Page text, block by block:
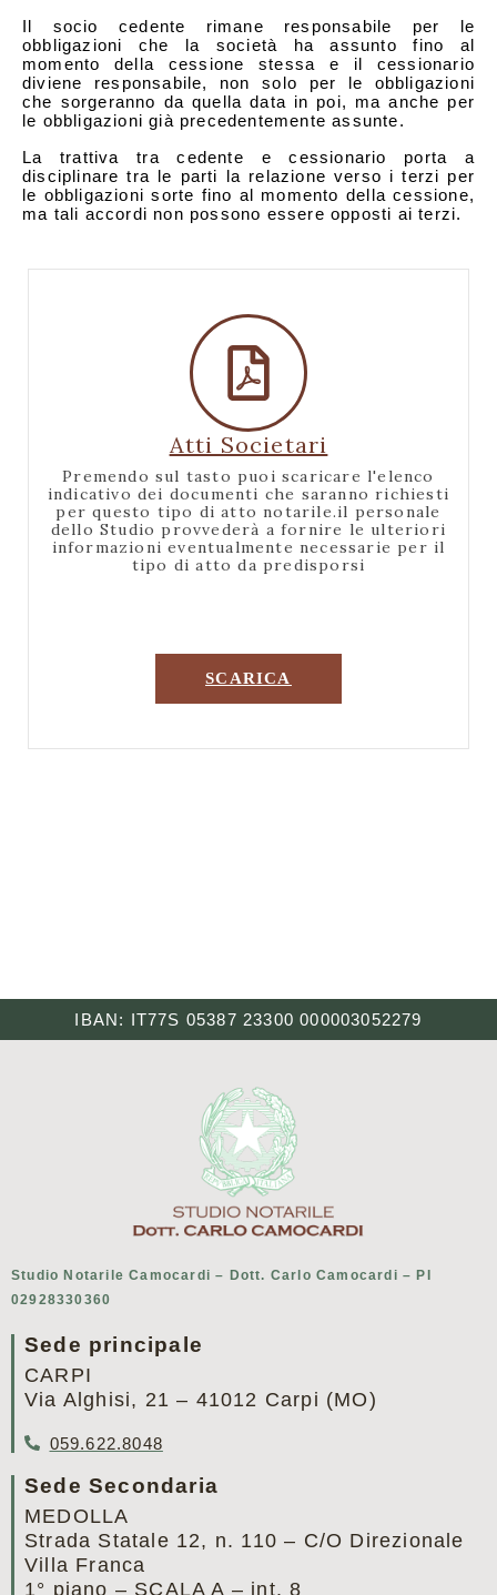
Il socio cedente rimane responsabile per le
obbligazioni che la società ha assunto fino al
momento della cessione stessa e il cessionario
diviene responsabile, non solo per le obbligazioni
che sorgeranno da quella data in poi, ma anche per
le obbligazioni già precedentemente assunte.
La trattiva tra cedente e cessionario porta a
disciplinare tra le parti la relazione verso i terzi per
le obbligazioni sorte fino al momento della cessione,
ma tali accordi non possono essere opposti ai terzi.
Atti Societari
Premendo sul tasto puoi scaricare l'elenco
indicativo dei documenti che saranno richiesti
per questo tipo di atto notarile.il personale
dello Studio provvederà a fornire le ulteriori
informazioni eventualmente necessarie per il
tipo di atto da predisporsi
SCARICA
IBAN: IT77S 05387 23300 000003052279
Studio Notarile Camocardi – Dott. Carlo Camocardi – PI
02928330360
Sede principale
CARPI
Via Alghisi, 21 – 41012 Carpi (MO)
059.622.8048
Sede Secondaria
MEDOLLA
Strada Statale 12, n. 110 – C/O Direzionale
Villa Franca
1° piano – SCALA A – int. 8